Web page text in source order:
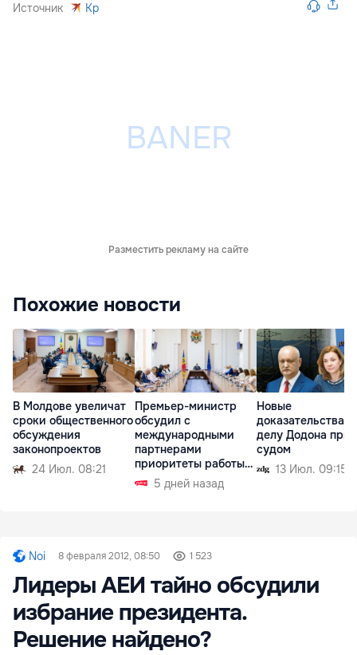
Источник Kp
Разместить рекламу на сайте
Похожие новости
В Молдове увеличат
сроки общественного
обсуждения
законопроектов
24 Июл. 08:21
Премьер-министр
обсудил с
международными
партнерами
приоритеты работы
правительства
5 дней назад
Новые
доказательства
делу Додона
судом
13 Июл. 09:15
Noi 8 февраля 2012, 08:50 1 523
Лидеры АЕИ тайно обсудили
избрание президента.
Решение найдено?